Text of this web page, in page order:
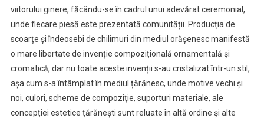
viitorului ginere, făcându-se în cadrul unui adevărat ceremonial,
unde fiecare piesă este prezentată comunității. Producția de
scoarțe și îndeosebi de chilimuri din mediul orășenesc manifestă
o mare libertate de invenție compozițională ornamentală și
cromatică, dar nu toate aceste invenții s-au cristalizat într-un stil,
așa cum s-a întâmplat în mediul țărănesc, unde motive vechi și
noi, culori, scheme de compoziție, suporturi materiale, ale
concepției estetice țărănești sunt reluate în altă ordine și alte